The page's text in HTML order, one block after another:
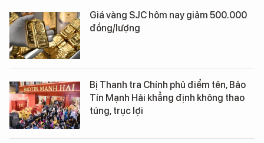
Giá vàng SJC hôm nay giảm 500.000
đồng/lượng
Bị Thanh tra Chính phủ điểm tên, Bảo
Tín Mạnh Hải khẳng định không thao
túng, trục lợi